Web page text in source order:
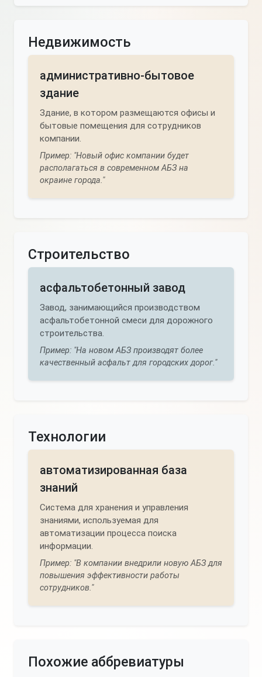
Недвижимость
административно-бытовое
здание
Здание, в котором размещаются офисы и
бытовые помещения для сотрудников
компании.
Пример: "Новый офис компании будет
располагаться в современном АБЗ на
окраине города."
Строительство
асфальтобетонный завод
Завод, занимающийся производством
асфальтобетонной смеси для дорожного
строительства.
Пример: "На новом АБЗ производят более
качественный асфальт для городских дорог."
Технологии
автоматизированная база
знаний
Система для хранения и управления
знаниями, используемая для
автоматизации процесса поиска
информации.
Пример: "В компании внедрили новую АБЗ для
повышения эффективности работы
сотрудников."
Похожие аббревиатуры